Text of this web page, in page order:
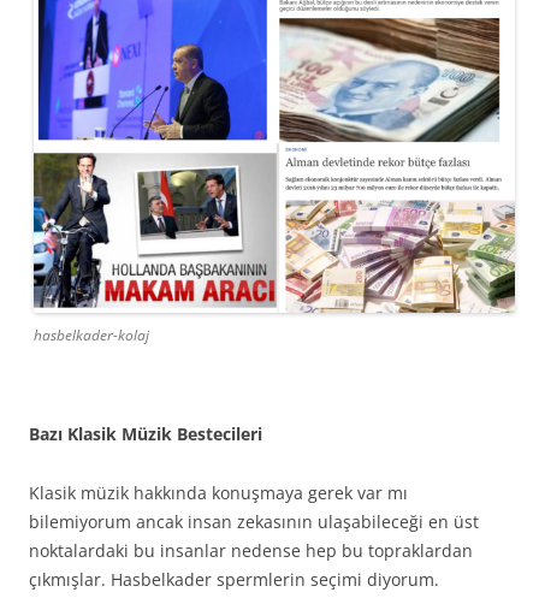
hasbelkader-kolaj
Bazı Klasik Müzik Bestecileri
Klasik müzik hakkında konuşmaya gerek var mı
bilemiyorum ancak insan zekasının ulaşabileceği en üst
noktalardaki bu insanlar nedense hep bu topraklardan
çıkmışlar. Hasbelkader spermlerin seçimi diyorum.